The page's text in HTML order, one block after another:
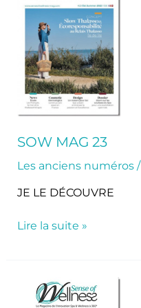
SOW MAG 23
Les anciens numéros/
JE LE DÉCOUVRE
23
Lire la suite »
SoW
Mag